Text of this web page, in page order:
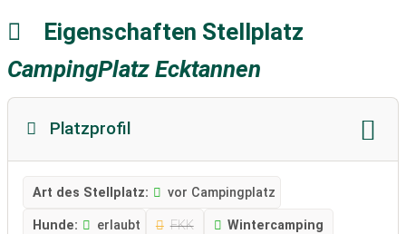
Eigenschaften Stellplatz
CampingPlatz Ecktannen
Platzprofil
Art des Stellplatz: vor Campingplatz
Hunde: erlaubt FKK Wintercamping